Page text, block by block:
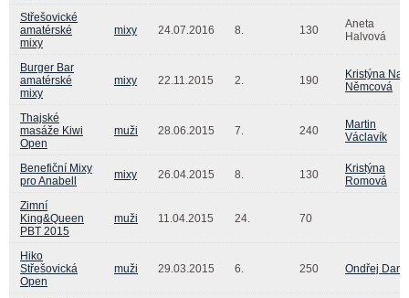
Střešovické
amatérské
mixy
mixy 24.07.2016 8. 130
Aneta
Halvová
Burger Bar
amatérské
mixy
mixy 22.11.2015 2. 190
Kristýna
Němcová
Thajské
masáže Kiwi
Open
muži 28.06.2015 7. 240
Martin
Václavík
Benefiční Mixy
pro Anabell
mixy 26.04.2015 8. 130
Kristýna
Romová
Zimní
King&Queen
PBT 2015
muži 11.04.2015 24. 70
Hiko
Střešovická
Open
muži 29.03.2015 6. 250 Ondřej